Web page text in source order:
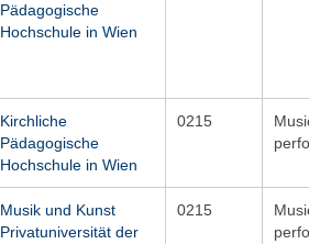
Pädagogische
Hochschule in Wien
Kirchliche
Pädagogische
Hochschule in Wien
0215
Musik und Kunst
Privatuniversität der
0215